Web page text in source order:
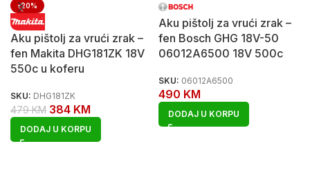
-20%
Aku pištolj za vrući zrak –
fen Makita DHG181ZK 18V
550c u koferu
SKU: DHG181ZK
479KM 384 KM
DODAJ U KORPU
Aku pištolj za vrući zrak –
fen Bosch GHG 18V-50
06012A6500 18V 500c
SKU: 06012A6500
490 KM
DODAJ U KORPU